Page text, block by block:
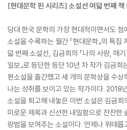
[현대문학 핀 시리즈] 소설선 여덟 번째 책
당대 한국 문학의 가장 현대적이면서도
소설을 수록하는 월간 『현대문학』의 특
덟 번째 소설선, 김금희의 『나의 사랑, 매
일보』로 등단한 등단 10년 차 작가 김금
편소설을 출간했고 세 개의 문학상을 수
나는 성취를 보이고 있는 작가이다. 2018
소설을 퇴고해 내놓은 이번 소설은 김금
미로운 제목과 신선한 내밀함으로 잔잔한
랑법을 보여주는 소설이다. 언제나 위태